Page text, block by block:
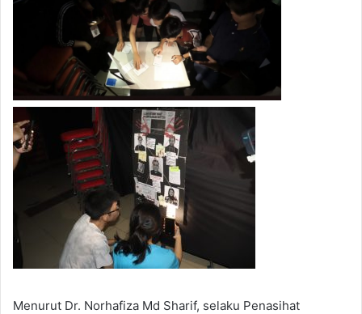
Menurut Dr. Norhafiza Md Sharif, selaku Penasihat